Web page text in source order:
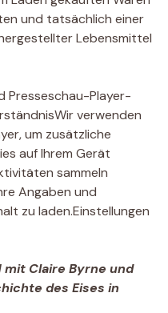
und tatsächlich einer
Lebensmittel
Presseschau-Player-
Wir verwenden
um zusätzliche
auf Ihrem Gerät
sammeln
Angaben und
zu laden.Einstellungen
mit Claire Byrne und
des Eises in